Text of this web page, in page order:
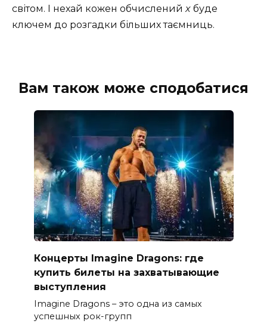
світом. І нехай кожен обчисленийx буде
ключем до розгадки більших таємниць.
Вам також може сподобатися
Концерты Imagine Dragons: где
купить билеты на захватывающие
выступления
Imagine Dragons – это одна из самых
успешных рок-групп